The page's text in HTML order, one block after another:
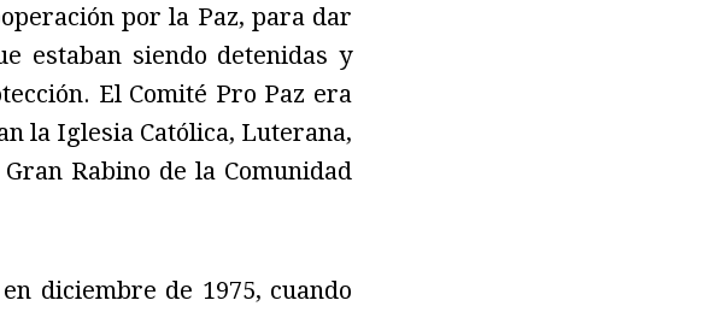
por la Paz, para dar
estaban siendo detenidas y
El Comité Pro Paz era
la Iglesia Católica, Luterana,
Rabino de la Comunidad
diciembre de 1975, cuando